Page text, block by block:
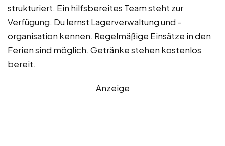
strukturiert. Ein hilfsbereites Team steht zur
Verfügung. Du lernst Lagerverwaltung und -
organisation kennen. Regelmäßige Einsätze in den
Ferien sind möglich. Getränke stehen kostenlos
bereit.
Anzeige